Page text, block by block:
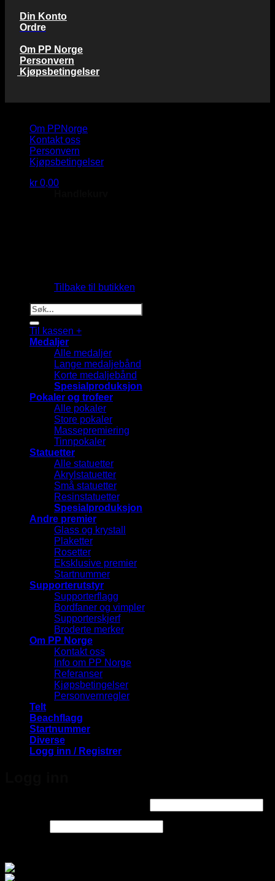
Din Konto
Ordre
Om PP Norge
Personvern
Kjøpsbetingelser
Om PPNorge
Kontakt oss
Personvern
Kjøpsbetingelser
kr 0,00
Tilbake til butikken
Søk
etter:
Til kassen +
Medaljer
Alle medaljer
Lange medaljebånd
Korte medaljebånd
Spesialproduksjon
Pokaler og trofeer
Alle pokaler
Store pokaler
Massepremiering
Tinnpokaler
Statuetter
Alle statuetter
Akrylstatuetter
Små statuetter
Resinstatuetter
Spesialproduksjon
Andre premier
Glass og krystall
Plaketter
Rosetter
Eksklusive premier
Startnummer
Supporterutstyr
Supporterflagg
Bordfaner og vimpler
Supporterskjerf
Broderte merker
Om PP Norge
Kontakt oss
Info om PP Norge
Referanser
Kjøpsbetingelser
Personvernregler
Telt
Beachflagg
Startnummer
Diverse
Logg inn / Registrer